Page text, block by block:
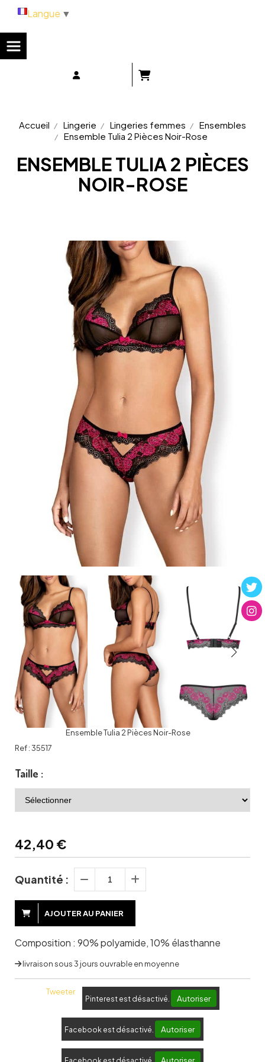
Accueil Lingerie Lingeries femmes
Ensembles
Ensemble Tulia 2 Pièces Noir-Rose
ENSEMBLE TULIA 2 PIÈCES
NOIR-ROSE
Ensemble Tulia 2 Pièces Noir-Rose
Ref :35517
Taille :
42,40 €
Quantité :
AJOUTER AU PANIER
Composition : 90% polyamide, 10% élasthanne
livraison sous 3 jours ouvrable en moyenne
Tweeter
Pinterest est désactivé. Autoriser
Facebook est désactivé. Autoriser
Langue ▼